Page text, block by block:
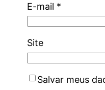
E-mail *
Site
Salvar meus